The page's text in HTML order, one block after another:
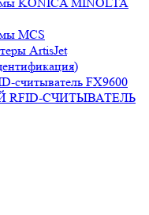
MCS
ArtisJet
считыватель FX9600
СЧИТЫВАТЕЛЬ